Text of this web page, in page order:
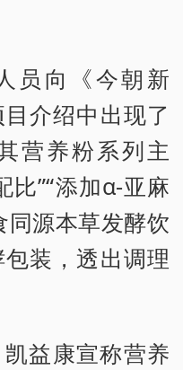
员向《今朝新
介绍中出现了
营养粉系列主
比”“添加α-亚麻
同源本草发酵饮
装，透出调理
益康宣称营养